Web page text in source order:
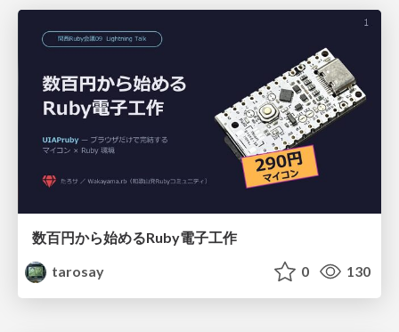
数百円から始めるRuby電子工作
tarosay
0 130